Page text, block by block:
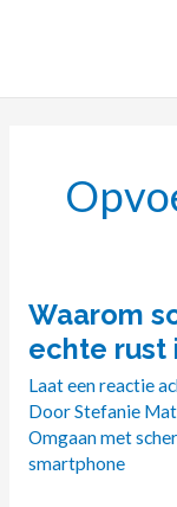
inhoud
Waarom
echte rust
Laat een reactie
DoorStefanie
Omgaan met
smartphone
Waarom
schermtijd
rust